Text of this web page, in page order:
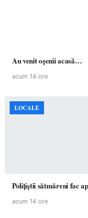
Au venit oșenii acasă…
acum 14 ore
LOCALE
acum 14 ore